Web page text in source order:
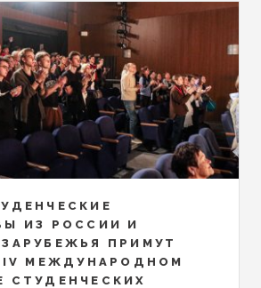
ИЗ РОССИИ И
ПРИМУТ
IV МЕЖДУНАРОДНОМ
СТУДЕНЧЕСКИХ